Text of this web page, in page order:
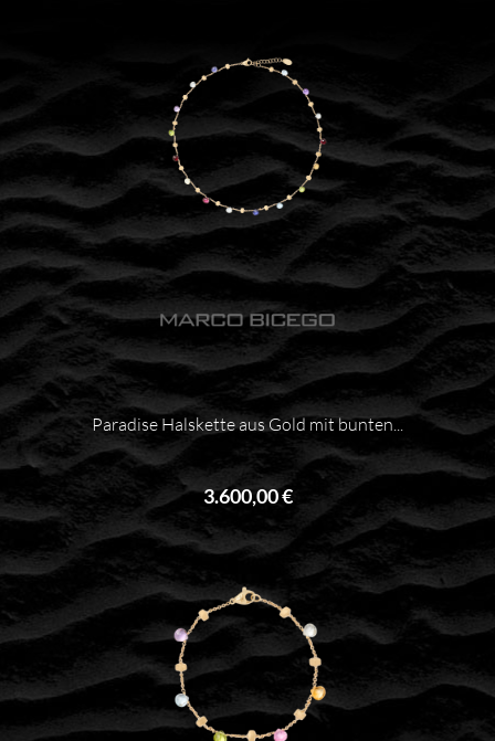
Paradise Halskette aus Gold mit bunten...
3.600,00 €